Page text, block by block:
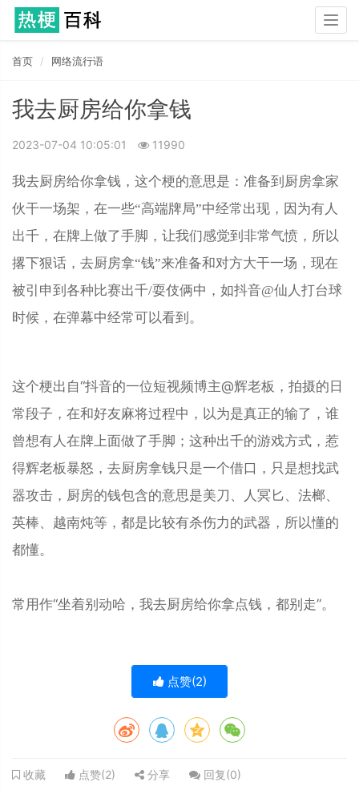
首页 网络流行语
我去厨房给你拿钱
2023-07-04 10:05:01 11990
我去厨房给你拿钱，这个梗的意思是：准备到厨房拿家
伙干一场架，在一些“高端牌局”中经常出现，因为有人
出千，在牌上做了手脚，让我们感觉到非常气愤，所以
撂下狠话，去厨房拿“钱”来准备和对方大干一场，现在
被引申到各种比赛出千/耍伎俩中，如抖音@仙人打台球
时候，在弹幕中经常可以看到。
这个梗出自“抖音的一位短视频博主@辉老板，拍摄的日
常段子，在和好友麻将过程中，以为是真正的输了，谁
曾想有人在牌上面做了手脚；这种出千的游戏方式，惹
得辉老板暴怒，去厨房拿钱只是一个借口，只是想找武
器攻击，厨房的钱包含的意思是美刀、人冥匕、法榔、
英棒、越南炖等，都是比较有杀伤力的武器，所以懂的
都懂。
常用作“坐着别动哈，我去厨房给你拿点钱，都别走”。
点赞(2)
收藏 点赞(2) 分享 回复(0)